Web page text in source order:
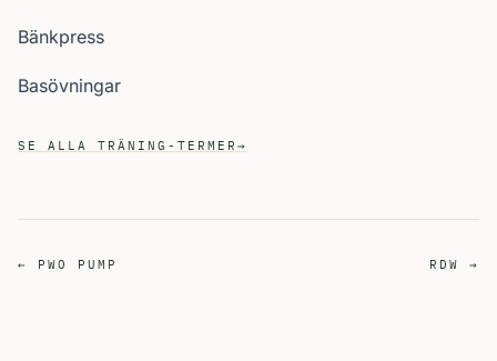
Bänkpress
Basövningar
SE ALLA TRÄNING-TERMER →
← PWO PUMP RDW →